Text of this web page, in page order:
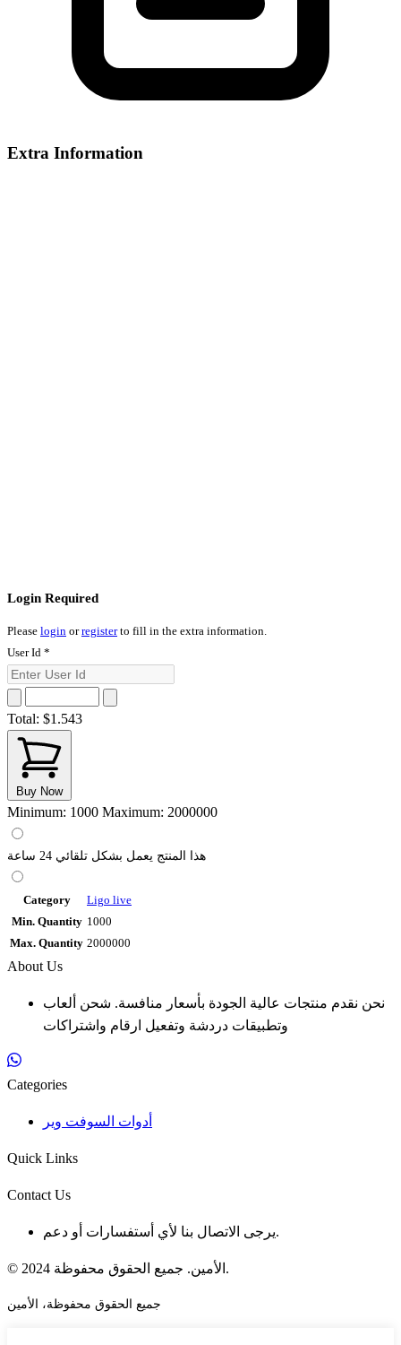
Extra Information
Login Required
Please login orregisterto fill in the extra information.
User Id *
Total: $1.543
Buy Now
Minimum: 1000 Maximum: 2000000
هذا المنتج يعمل بشكل تلقائي 24 ساعة
Category
Ligo live
Min. Quantity 1000
Max. Quantity 2000000
About Us
نحن نقدم منتجات عالية الجودة بأسعار منافسة. شحن ألعاب
وتطبيقات دردشة وتفعيل ارقام واشتراكات
Categories
أدوات السوفت وير
Quick Links
Contact Us
يرجى الاتصال بنا لأي أستفسارات أو دعم.
© 2024 الأمين. جميع الحقوق محفوظة.
جميع الحقوق محفوظة، الأمين